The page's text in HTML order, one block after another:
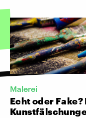
Malerei
Echt oder